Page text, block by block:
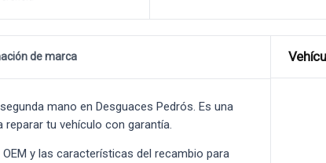
de marca
mano en Desguaces Pedrós. Es una
tu vehículo con garantía.
y las características del recambio para